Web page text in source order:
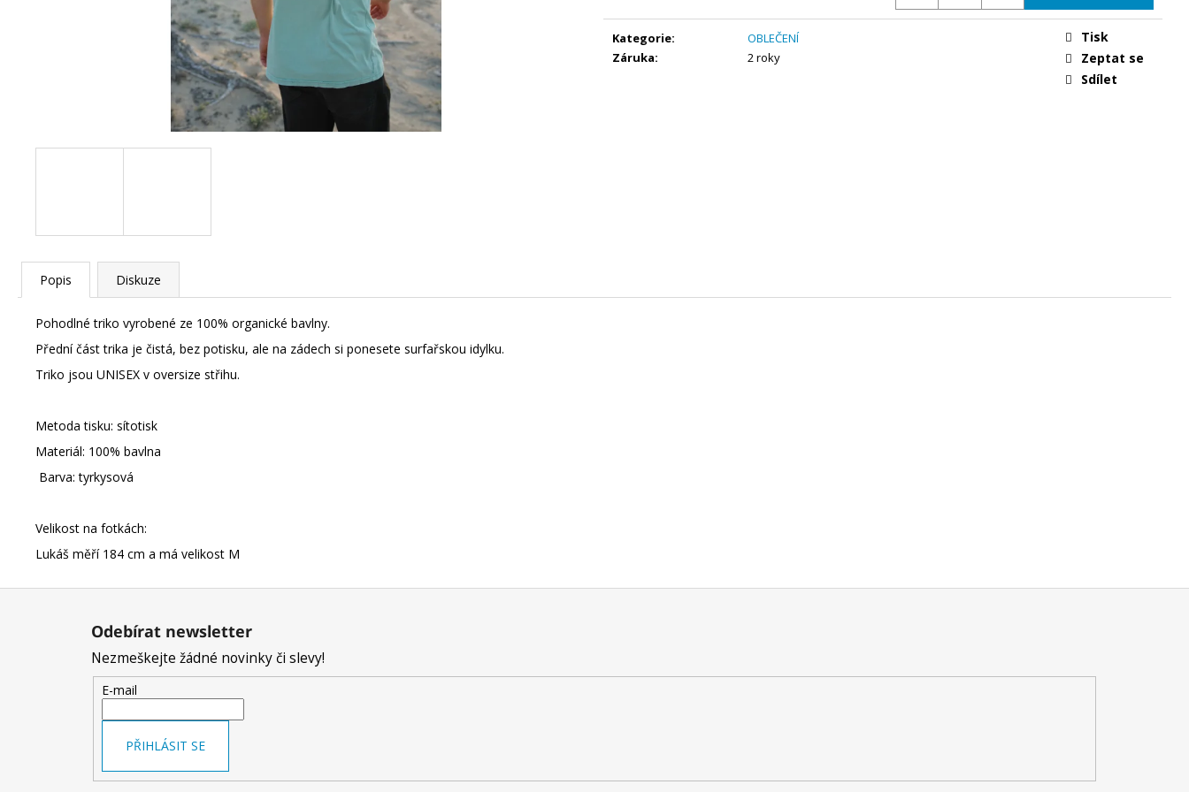
Kategorie:
OBLEČENÍ
Záruka: 2 roky
Tisk
Zeptat se
Sdílet
Popis Diskuze
Pohodlné triko vyrobené ze 100% organické bavlny.
Přední část trika je čistá, bez potisku, ale na zádech si ponesete surfařskou idylku.
Triko jsou UNISEX v oversize střihu.
Metoda tisku: sítotisk
Materiál: 100% bavlna
Barva: tyrkysová
Velikost na fotkách:
Lukáš měří 184 cm a má velikost M
SET - BALANČNÍ DESKA WOODBOARDS
ORIGINAL KOMPLET + REHABO 360
SAMOSTATNĚFITNESS DO VAŠEHO
OBYTNÉHO PROSTORU A TĚLO, KTERÉ
FUNGUJE KONEČNĚ JAKO CELEK
6 280 Kč
BALANČNÍ DESKA WOODBOARDS
ORIGINAL - KOMPLET
TRÉNINK, U KTERÉHO VYDRŽÍŠ A
PROGRES, KTERÝ FAKT CÍTÍŠ
3 890 Kč
Původně:
KŠILTOVKA TRUCKERKA NAVY BLUE/
WHITE
Z
Odebírat newsletter
Nezmeškejte žádné novinky či slevy!
E-mail
PŘIHLÁSIT SE